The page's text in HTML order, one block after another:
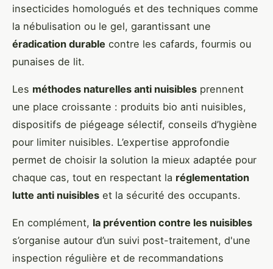
insecticides homologués et des techniques comme
la nébulisation ou le gel, garantissant une
éradication durable contre les cafards, fourmis ou
punaises de lit.
Les méthodes naturelles anti nuisibles prennent
une place croissante : produits bio anti nuisibles,
dispositifs de piégeage sélectif, conseils d’hygiène
pour limiter nuisibles. L’expertise approfondie
permet de choisir la solution la mieux adaptée pour
chaque cas, tout en respectant la réglementation
lutte anti nuisibles et la sécurité des occupants.
En complément, la prévention contre les nuisibles
s’organise autour d’un suivi post-traitement, d'une
inspection régulière et de recommandations